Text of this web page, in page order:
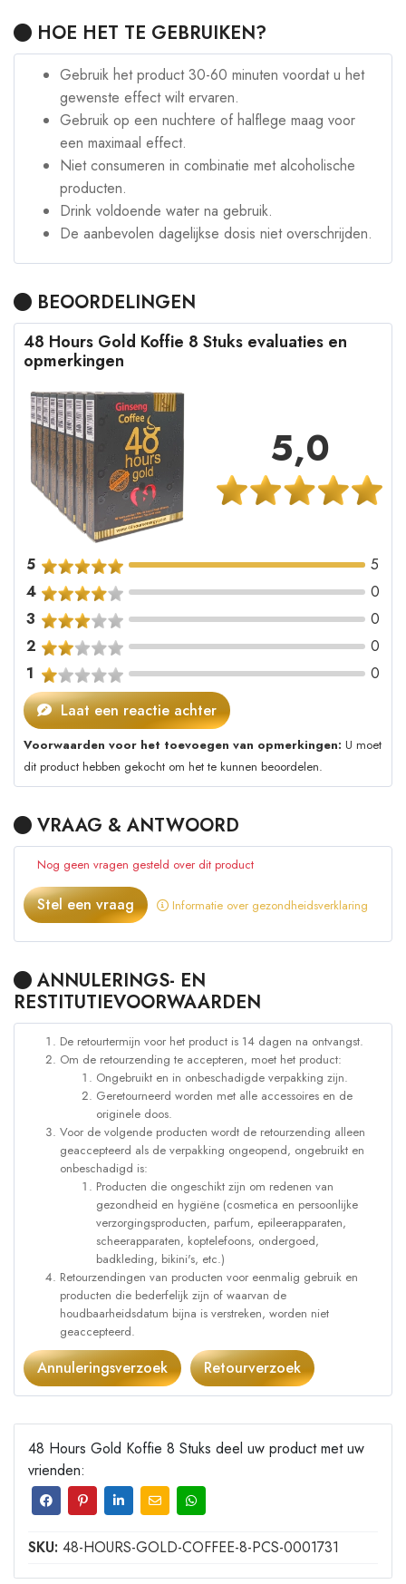
HOE HET TE GEBRUIKEN?
Gebruik het product 30-60 minuten voordat u het
gewenste effect wilt ervaren.
Gebruik op een nuchtere of halflege maag voor
een maximaal effect.
Niet consumeren in combinatie met alcoholische
producten.
Drink voldoende water na gebruik.
De aanbevolen dagelijkse dosis niet overschrijden.
BEOORDELINGEN
48 Hours Gold Koffie 8 Stuks evaluaties en
opmerkingen
5,0
5
5
4
0
3
0
2
0
1
0
Laat een reactie achter
Voorwaarden voor het toevoegen van opmerkingen: U moet
dit product hebben gekocht om het te kunnen beoordelen.
VRAAG & ANTWOORD
Nog geen vragen gesteld over dit product
Stel een vraag Informatie over gezondheidsverklaring
ANNULERINGS- EN
RESTITUTIEVOORWAARDEN
De retourtermijn voor het product is 14 dagen na ontvangst.
Om de retourzending te accepteren, moet het product:
Ongebruikt en in onbeschadigde verpakking zijn.
Geretourneerd worden met alle accessoires en de
originele doos.
Voor de volgende producten wordt de retourzending alleen
geaccepteerd als de verpakking ongeopend, ongebruikt en
onbeschadigd is:
Producten die ongeschikt zijn om redenen van
gezondheid en hygiëne (cosmetica en persoonlijke
verzorgingsproducten, parfum, epileerapparaten,
scheerapparaten, koptelefoons, ondergoed,
badkleding, bikini's, etc.)
Retourzendingen van producten voor eenmalig gebruik en
producten die bederfelijk zijn of waarvan de
houdbaarheidsdatum bijna is verstreken, worden niet
geaccepteerd.
Annuleringsverzoek Retourverzoek
48 Hours Gold Koffie 8 Stuks deel uw product met uw
vrienden:
SKU: 48-HOURS-GOLD-COFFEE-8-PCS-0001731